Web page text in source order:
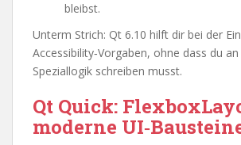
bleibst.
Unterm Strich: Qt 6.10 hilft dir bei der
Accessibility‑Vorgaben, ohne dass du
Speziallogik schreiben musst.
Qt Quick:
moderne